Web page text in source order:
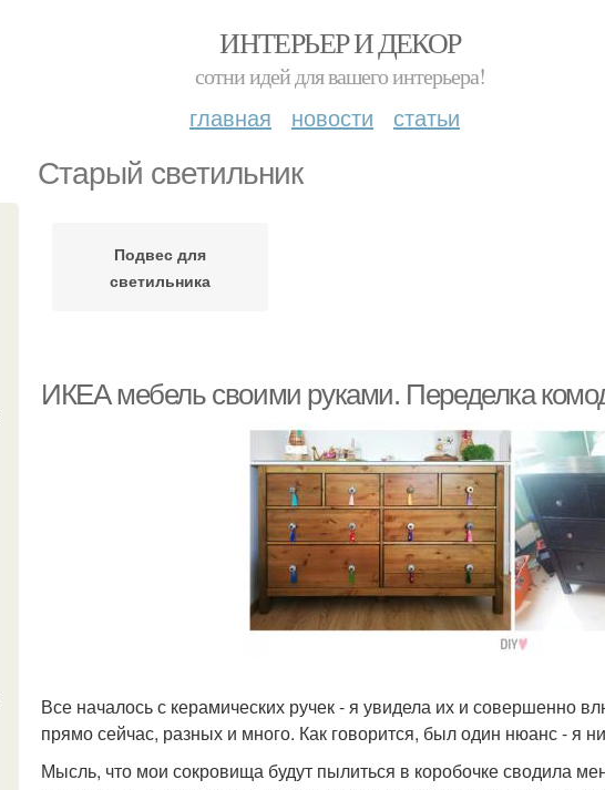
ИНТЕРЬЕР И ДЕКОР
сотни идей для вашего интерьера!
главная новости статьи
Старый светильник
Подвес для
светильника
ИКЕА мебель своими руками. Переделка
Все началось с керамических ручек - я увидела их и совершенно
прямо сейчас, разных и много. Как говорится, был один нюанс - я
Мысль, что мои сокровища будут пылиться в коробочке сводила